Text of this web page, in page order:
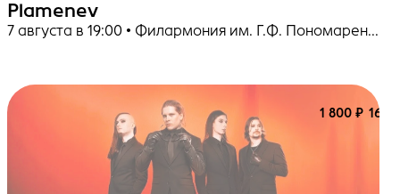
Plamenev
7 августа в 19:00 • Филармония им. Г.Ф. Пономаренко
1 800 ₽ 16+